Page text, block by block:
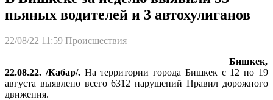
пьяных водителей и 3 автохулиганов
22/08/22 11:59 Происшествия
Бишкек,
22.08.22. /Кабар/.На территории города Бишкек с 12 по 19
августа выявлено всего 6312 нарушений Правил дорожного
движения.